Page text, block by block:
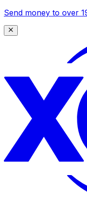
Send money to over